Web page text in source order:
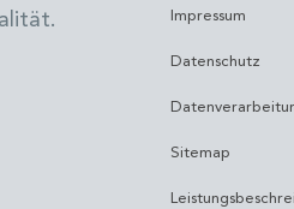
Impressum
Datenschutz
Sitemap